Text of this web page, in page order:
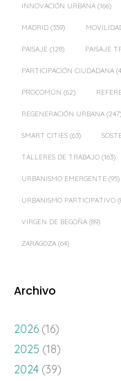
INNOVACIÓN URBANA (166)
MADRID (359)
PAISAJE (128) PAISAJE
PARTICIPACIÓN CIUDADANA
PROCOMÚN (62)
REGENERACIÓN URBANA (247)
SMART CITIES (63)
TALLERES DE TRABAJO (163)
URBANISMO EMERGENTE (95)
URBANISMO PARTICIPATIVO
VIRGEN DE BEGOÑA (89)
ZARAGOZA (64)
Archivo
2026 (16)
2025 (18)
2024 (39)